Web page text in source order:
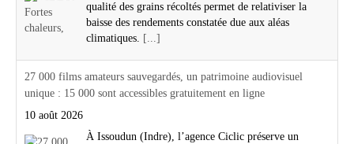
qualité des grains récoltés permet de relativiser la
baisse des rendements constatée due aux aléas
climatiques. [...]
27 000 films amateurs sauvegardés, un patrimoine audiovisuel
unique : 15 000 sont accessibles gratuitement en ligne
10 août 2026
À Issoudun (Indre), l’agence Ciclic préserve un